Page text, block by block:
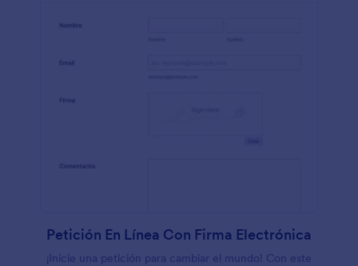
Petición En Línea Con Firma Electrónica
¡Inicie una petición para cambiar el mundo! Con este